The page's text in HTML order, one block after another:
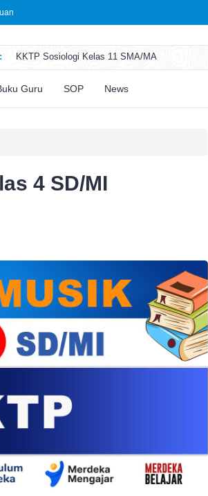
KKTP Sosiologi Kelas 11 SMA/MA
ATP Seni Rupa Kelas 11 SMA/MA
ATP Sosiologi Kelas 11 SMA/MA
Guru SOP News
4 SD/MI